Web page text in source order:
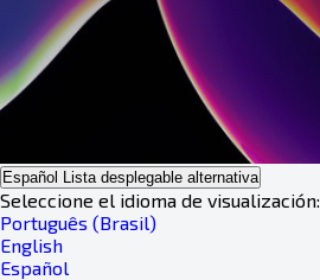
Español Lista desplegable alternativa
Seleccione el idioma de visualización:
Português (Brasil)
English
Español